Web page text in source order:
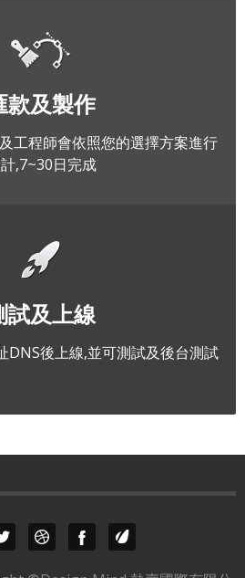
款及製作
工程師會依照您的選擇方案進行
,7~30日完成
試及上線
DNS後上線,並可測試及後台測試